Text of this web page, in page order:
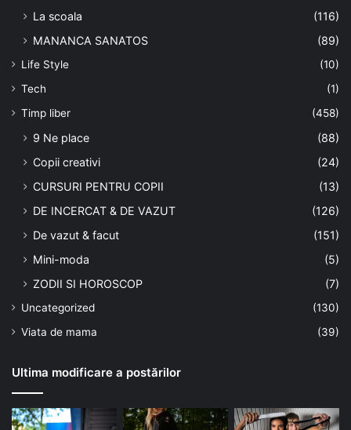
La scoala
(116)
MANANCA SANATOS
(89)
Life Style
(10)
Tech
(1)
Timp liber
(458)
9 Ne place
(88)
Copii creativi
(24)
CURSURI PENTRU COPII
(13)
DE INCERCAT & DE VAZUT
(126)
De vazut & facut
(151)
Mini-moda
(5)
ZODII SI HOROSCOP
(7)
Uncategorized
(130)
Viata de mama
(39)
Ultima modificare a postărilor